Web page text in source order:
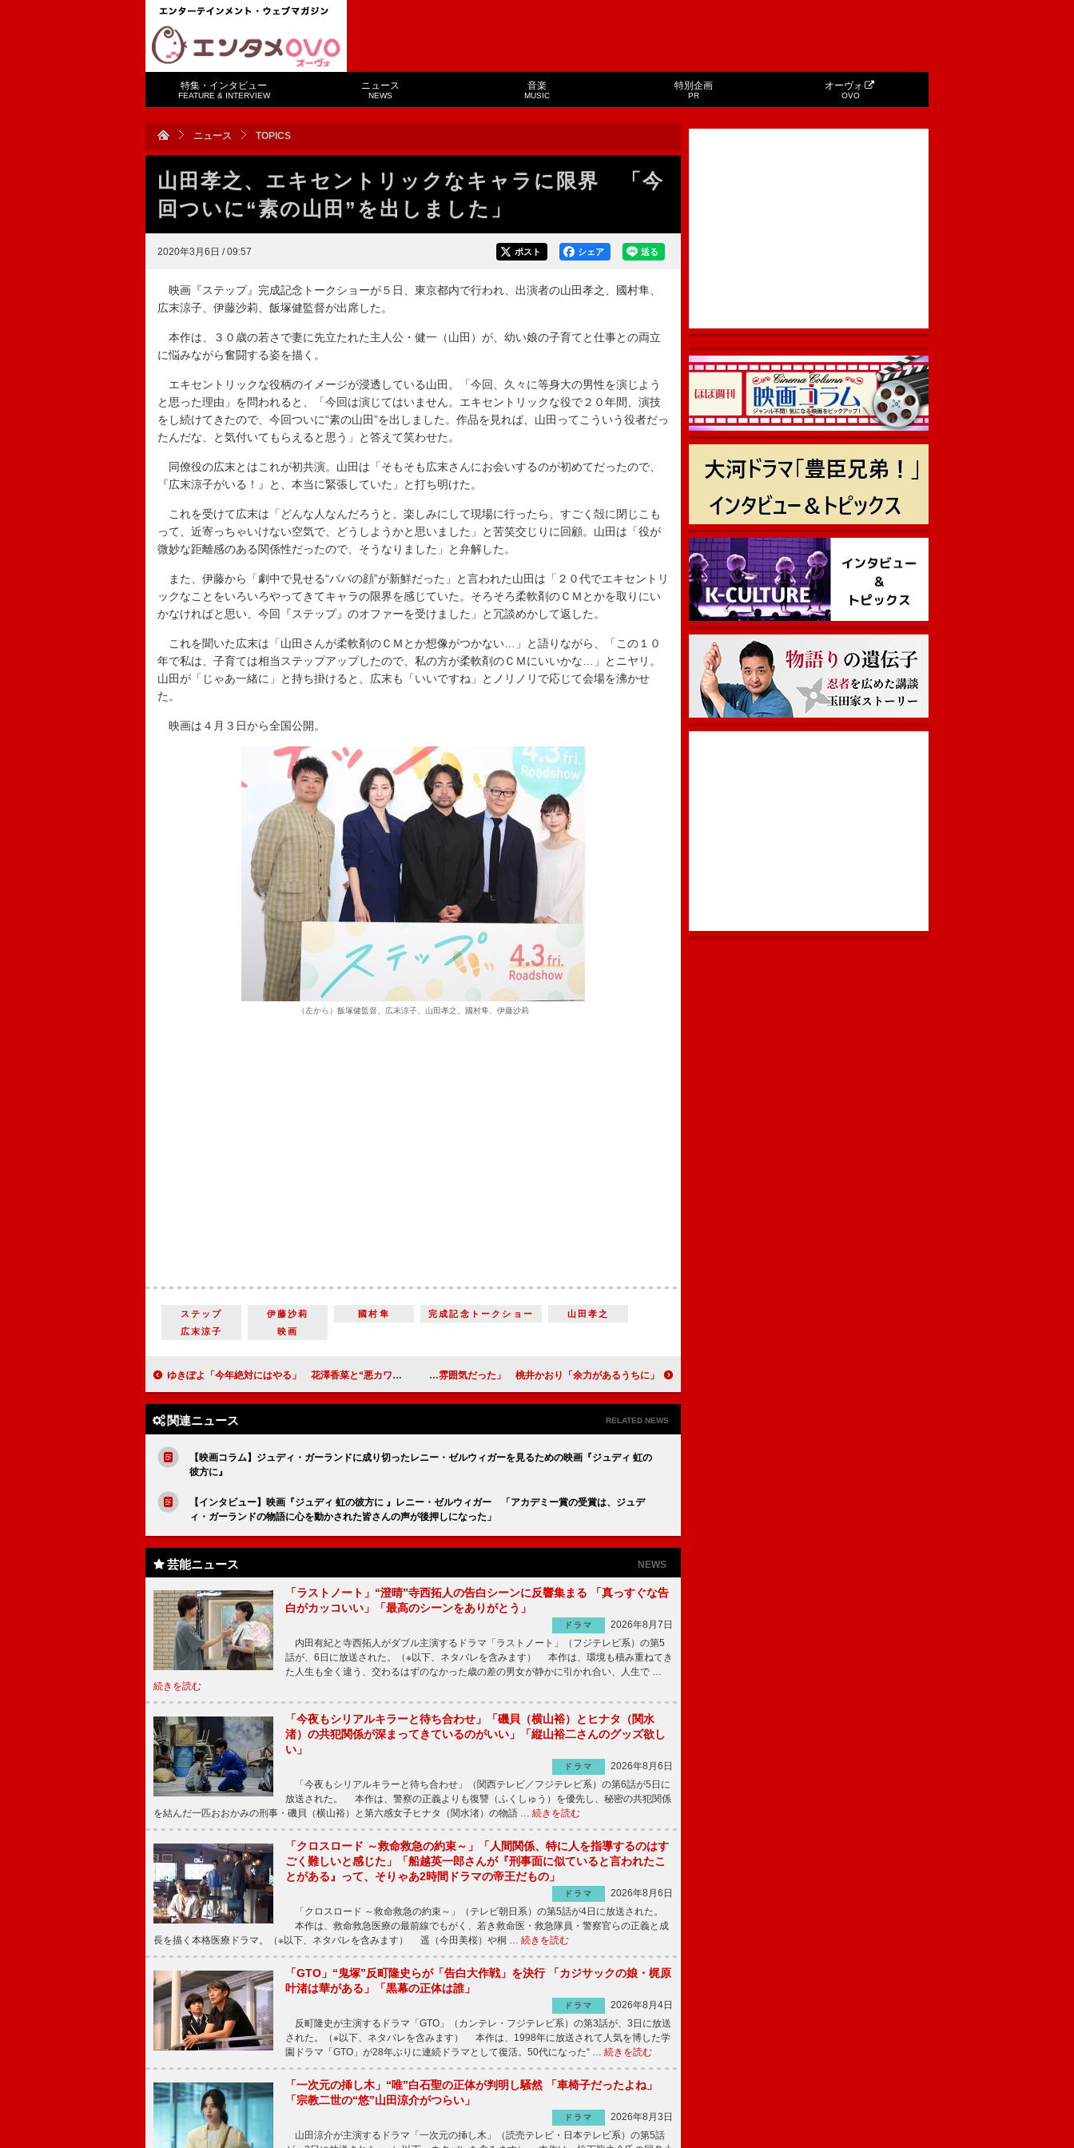
特集・インタビュー
FEATURE & INTERVIEW
ニュース
NEWS
音楽
MUSIC
特別企画
PR
オーヴォ
OVO
ニュース TOPICS
山田孝之、エキセントリックなキャラに限界 「今
回ついに“素の山田”を出しました」
2020年3月6日 / 09:57 送る
シェア
ポスト
映画『ステップ』完成記念トークショーが５日、東京都内で行われ、出演者の山田孝之、國村隼、
広末涼子、伊藤沙莉、飯塚健監督が出席した。
本作は、３０歳の若さで妻に先立たれた主人公・健一（山田）が、幼い娘の子育てと仕事との両立
に悩みながら奮闘する姿を描く。
エキセントリックな役柄のイメージが浸透している山田。「今回、久々に等身大の男性を演じよう
と思った理由」を問われると、「今回は演じてはいません。エキセントリックな役で２０年間、演技
をし続けてきたので、今回ついに“素の山田”を出しました。作品を見れば、山田ってこういう役者だっ
たんだな、と気付いてもらえると思う」と答えて笑わせた。
同僚役の広末とはこれが初共演。山田は「そもそも広末さんにお会いするのが初めてだったので、
『広末涼子がいる！』と、本当に緊張していた」と打ち明けた。
これを受けて広末は「どんな人なんだろうと、楽しみにして現場に行ったら、すごく殻に閉じこも
って、近寄っちゃいけない空気で、どうしようかと思いました」と苦笑交じりに回顧。山田は「役が
微妙な距離感のある関係性だったので、そうなりました」と弁解した。
また、伊藤から「劇中で見せる“パパの顔”が新鮮だった」と言われた山田は「２０代でエキセントリ
ックなことをいろいろやってきてキャラの限界を感じていた。そろそろ柔軟剤のＣＭとかを取りにい
かなければと思い、今回『ステップ』のオファーを受けました」と冗談めかして返した。
これを聞いた広末は「山田さんが柔軟剤のＣＭとか想像がつかない…」と語りながら、「この１０
年で私は、子育ては相当ステップアップしたので、私の方が柔軟剤のＣＭにいいかな…」とニヤリ。
山田が「じゃあ一緒に」と持ち掛けると、広末も「いいですね」とノリノリで応じて会場を沸かせ
た。
映画は４月３日から全国公開。
（左から）飯塚健監督、広末涼子、山田孝之、國村隼、伊藤沙莉
ステップ 伊藤沙莉 國村隼 完成記念トークショー
山田孝之
広末涼子
映画
ゆきぽよ「今年絶対にはやる」 花澤香菜と“悪カワ”なコスプレで登場 石橋蓮司「“生前葬”みたいな雰囲気だった」 桃井かおり「余力があるうちに」
関連ニュース RELATED NEWS
【映画コラム】ジュディ・ガーランドに成り切ったレニー・ゼルウィガーを見るための映画『ジュディ 虹の
彼方に』
【インタビュー】映画『ジュディ 虹の彼方に 』レニー・ゼルウィガー 「アカデミー賞の受賞は、ジュデ
ィ・ガーランドの物語に心を動かされた皆さんの声が後押しになった」
芸能ニュース NEWS
「ラストノート」“澄晴”寺西拓人の告白シーンに反響集まる 「真っすぐな告
白がカッコいい」「最高のシーンをありがとう」
ドラマ
2026年8月7日
内田有紀と寺西拓人がダブル主演するドラマ「ラストノート」（フジテレビ系）の第5
話が、6日に放送された。（※以下、ネタバレを含みます） 本作は、環境も積み重ねてき
た人生も全く違う、交わるはずのなかった歳の差の男女が静かに引かれ合い、人生で …
続きを読む
「今夜もシリアルキラーと待ち合わせ」「磯貝（横山裕）とヒナタ（関水
渚）の共犯関係が深まってきているのがいい」「縦山裕二さんのグッズ欲し
い」
ドラマ
2026年8月6日
「今夜もシリアルキラーと待ち合わせ」（関西テレビ／フジテレビ系）の第6話が5日に
放送された。 本作は、警察の正義よりも復讐（ふくしゅう）を優先し、秘密の共犯関係
を結んだ一匹おおかみの刑事・磯貝（横山裕）と第六感女子ヒナタ（関水渚）の物語 … 続きを読む
「クロスロード ～救命救急の約束～」「人間関係、特に人を指導するのはす
ごく難しいと感じた」「船越英一郎さんが『刑事面に似ていると言われたこ
とがある』って、そりゃあ2時間ドラマの帝王だもの」
ドラマ
2026年8月6日
「クロスロード ～救命救急の約束～」（テレビ朝日系）の第5話が4日に放送された。
本作は、救命救急医療の最前線でもがく、若き救命医・救急隊員・警察官らの正義と成
長を描く本格医療ドラマ。（※以下、ネタバレを含みます） 遥（今田美桜）や桐 … 続きを読む
「GTO」“鬼塚”反町隆史らが「告白大作戦」を決行 「カジサックの娘・梶原
叶渚は華がある」「黒幕の正体は誰」
ドラマ
2026年8月4日
反町隆史が主演するドラマ「GTO」（カンテレ・フジテレビ系）の第3話が、3日に放送
された。（※以下、ネタバレを含みます） 本作は、1998年に放送されて人気を博した学
園ドラマ「GTO」が28年ぶりに連続ドラマとして復活。50代になった“ … 続きを読む
「一次元の挿し木」“唯”白石聖の正体が判明し騒然 「車椅子だったよね」
「宗教二世の“悠”山田涼介がつらい」
ドラマ
2026年8月3日
山田涼介が主演するドラマ「一次元の挿し木」（読売テレビ・日本テレビ系）の第5話